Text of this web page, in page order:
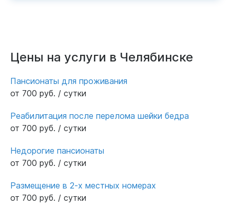
Цены на услуги в Челябинске
Пансионаты для проживания
от 700 руб. / сутки
Реабилитация после перелома шейки бедра
от 700 руб. / сутки
Недорогие пансионаты
от 700 руб. / сутки
Размещение в 2-х местных номерах
от 700 руб. / сутки